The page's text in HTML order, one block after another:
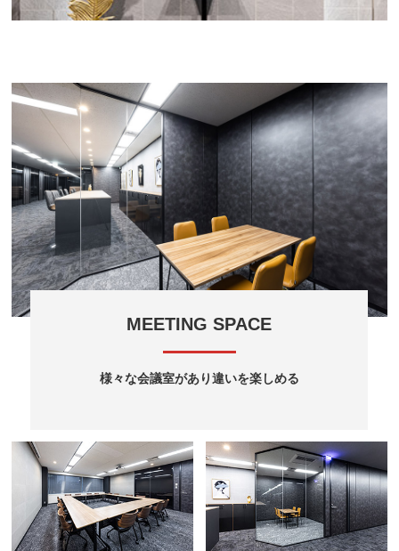
MEETING SPACE
様々な会議室があり違いを楽しめる